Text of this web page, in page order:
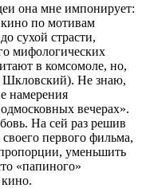
она мне импонирует:
кино по мотивам
сухой страсти,
мифологических
в комсомоле, но,
Шкловский). Не знаю,
намерения
вечерах».
На сей раз решив
первого фильма,
уменьшить
«папиного»